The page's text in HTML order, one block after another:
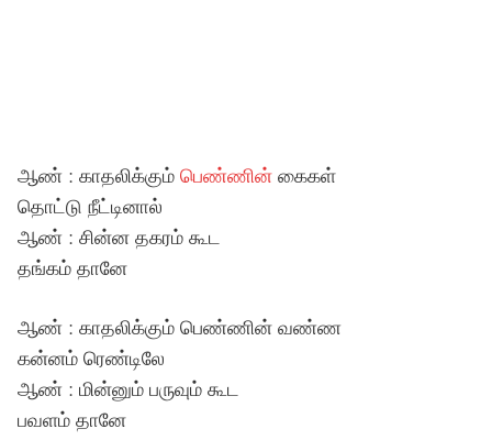
ஆண் : காதலிக்கும்பெண்ணின்கைகள்
தொட்டு நீட்டினால்
ஆண் : சின்ன தகரம் கூட
தங்கம் தானே
ஆண் : காதலிக்கும் பெண்ணின் வண்ண
கன்னம் ரெண்டிலே
ஆண் : மின்னும் பருவும் கூட
பவளம் தானே